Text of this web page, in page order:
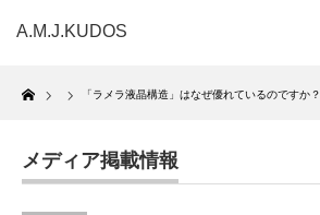
A.M.J.KUDOS
Home
「ラメラ液晶構造」はなぜ優れているのですか？
メディア掲載情報